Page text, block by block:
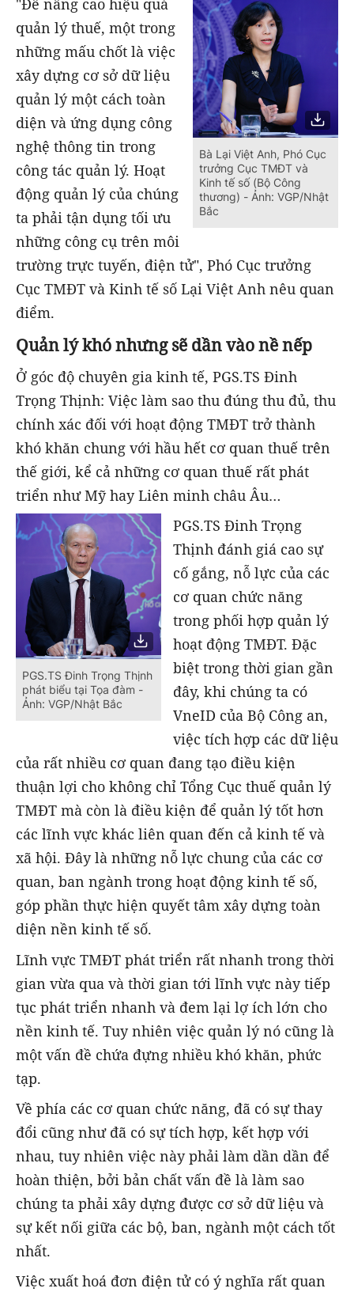
Bà Lại Việt Anh, Phó Cục
trưởng Cục TMĐT và
Kinh tế số (Bộ Công
thương) - Ảnh: VGP/Nhật
Bắc
"Để nâng cao hiệu quả
quản lý thuế, một trong
những mấu chốt là việc
xây dựng cơ sở dữ liệu
quản lý một cách toàn
diện và ứng dụng công
nghệ thông tin trong
công tác quản lý. Hoạt
động quản lý của chúng
ta phải tận dụng tối ưu
những công cụ trên môi
trường trực tuyến, điện tử", Phó Cục trưởng
Cục TMĐT và Kinh tế số Lại Việt Anh nêu quan
điểm.
Quản lý khó nhưng sẽ dần vào nề nếp
Ở góc độ chuyên gia kinh tế, PGS.TS Đinh
Trọng Thịnh: Việc làm sao thu đúng thu đủ, thu
chính xác đối với hoạt động TMĐT trở thành
khó khăn chung với hầu hết cơ quan thuế trên
thế giới, kể cả những cơ quan thuế rất phát
triển như Mỹ hay Liên minh châu Âu…
PGS.TS Đinh Trọng Thịnh
phát biểu tại Tọa đàm -
Ảnh: VGP/Nhật Bắc
PGS.TS Đinh Trọng
Thịnh đánh giá cao sự
cố gắng, nỗ lực của các
cơ quan chức năng
trong phối hợp quản lý
hoạt động TMĐT. Đặc
biệt trong thời gian gần
đây, khi chúng ta có
VneID của Bộ Công an,
việc tích hợp các dữ liệu
của rất nhiều cơ quan đang tạo điều kiện
thuận lợi cho không chỉ Tổng Cục thuế quản lý
TMĐT mà còn là điều kiện để quản lý tốt hơn
các lĩnh vực khác liên quan đến cả kinh tế và
xã hội. Đây là những nỗ lực chung của các cơ
quan, ban ngành trong hoạt động kinh tế số,
góp phần thực hiện quyết tâm xây dựng toàn
diện nền kinh tế số.
Lĩnh vực TMĐT phát triển rất nhanh trong thời
gian vừa qua và thời gian tới lĩnh vực này tiếp
tục phát triển nhanh và đem lại lợ ích lớn cho
nền kinh tế. Tuy nhiên việc quản lý nó cũng là
một vấn đề chứa đựng nhiều khó khăn, phức
tạp.
Về phía các cơ quan chức năng, đã có sự thay
đổi cũng như đã có sự tích hợp, kết hợp với
nhau, tuy nhiên việc này phải làm dần dần để
hoàn thiện, bởi bản chất vấn đề là làm sao
chúng ta phải xây dựng được cơ sở dữ liệu và
sự kết nối giữa các bộ, ban, ngành một cách tốt
nhất.
Việc xuất hoá đơn điện tử có ý nghĩa rất quan